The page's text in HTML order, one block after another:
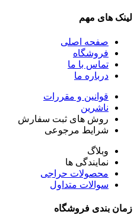
لینک های مهم
صفحه اصلی
فروشگاه
تماس با ما
درباره ما
قوانین و مقررات
ناشرین
روش های ثبت سفارش
شرایط مرجوعی
وبلاگ
نمایندگی ها
محصولات حراجی
سوالات متداول
زمان بندی فروشگاه